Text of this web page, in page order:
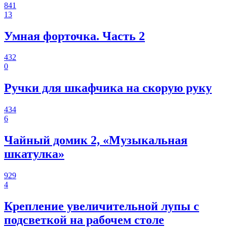
841
13
Умная форточка. Часть 2
432
0
Ручки для шкафчика на скорую руку
434
6
Чайный домик 2, «Музыкальная
шкатулка»
929
4
Крепление увеличительной лупы с
подсветкой на рабочем столе